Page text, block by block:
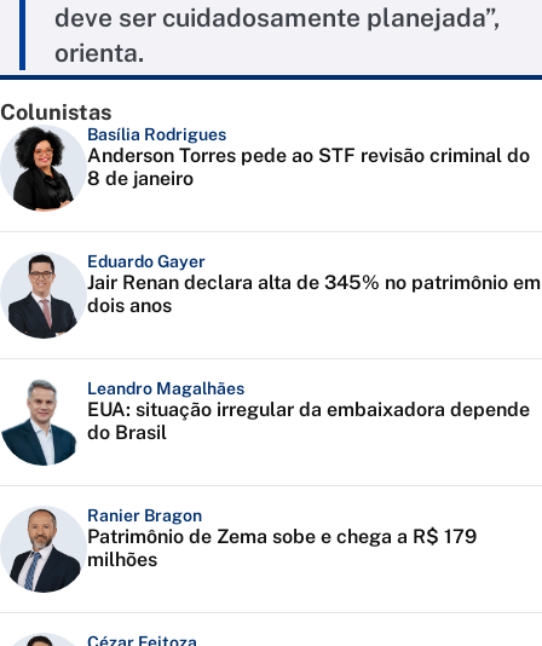
deve ser cuidadosamente planejada”,
orienta.
Colunistas
Basília Rodrigues
Anderson Torres pede ao STF revisão criminal do
8 de janeiro
Eduardo Gayer
Jair Renan declara alta de 345% no patrimônio em
dois anos
Leandro Magalhães
EUA: situação irregular da embaixadora depende
do Brasil
Ranier Bragon
Patrimônio de Zema sobe e chega a R$ 179
milhões